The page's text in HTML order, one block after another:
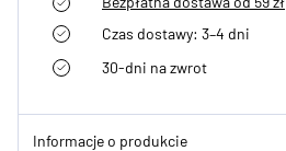
Czas dostawy: 3–4 dni
30-dni na zwrot
Informacje o produkcie